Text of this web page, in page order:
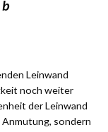
Leinwand
noch weiter
der Leinwand
sondern